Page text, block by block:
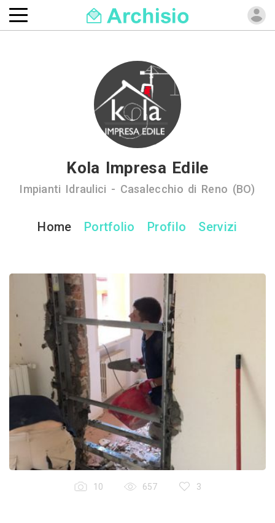
Kola Impresa Edile
Impianti Idraulici - Casalecchio di Reno (BO)
Home Portfolio Profilo Servizi
10 657 3